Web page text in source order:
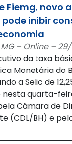
e Fiemg, novo
inibir
– Online –
da taxa
Monetária do
a Selic de
nesta quarta-
Câmara de
(CDL/BH) e